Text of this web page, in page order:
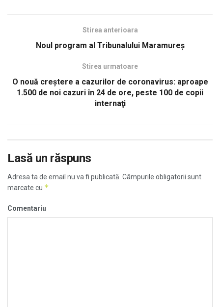
Stirea anterioara
Noul program al Tribunalului Maramureş
Stirea urmatoare
O nouă creştere a cazurilor de coronavirus: aproape
1.500 de noi cazuri în 24 de ore, peste 100 de copii
internaţi
Lasă un răspuns
Adresa ta de email nu va fi publicată. Câmpurile obligatorii sunt
marcate cu *
Comentariu